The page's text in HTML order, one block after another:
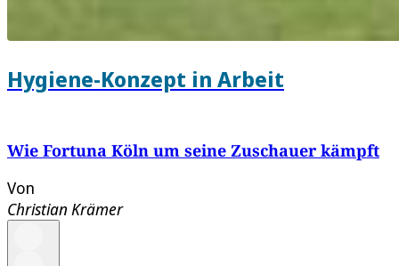
Hygiene-Konzept in Arbeit
Wie Fortuna Köln um seine Zuschauer kämpft
Von
Christian Krämer